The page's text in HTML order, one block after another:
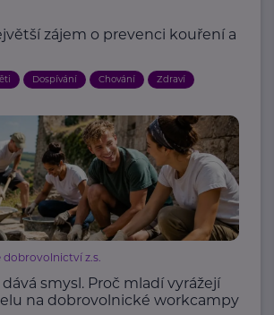
zájem o prevenci kouření a
Dospívání Chování Zdraví
dobrovolnictví z.s.
dává smysl. Proč mladí vyrážejí
na dobrovolnické workcampy